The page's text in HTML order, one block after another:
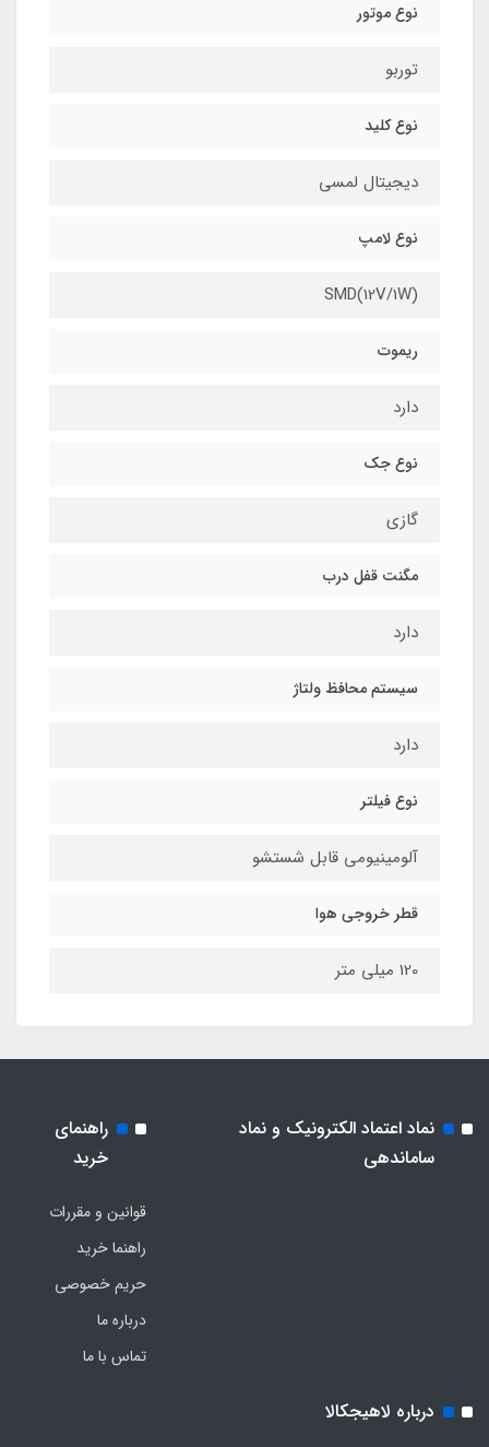
نوع موتور
توربو
نوع کلید
دیجیتال لمسی
نوع لامپ
SMD(12V/1W)
ریموت
دارد
نوع جک
گازی
مگنت قفل درب
دارد
سیستم محافظ ولتاژ
دارد
نوع فیلتر
آلومینیومی قابل شستشو
قطر خروجی هوا
120 میلی متر
نماد اعتماد الکترونیک و نماد
ساماندهی
راهنمای
خرید
قوانین و مقررات
راهنما خرید
حریم خصوصی
درباره ما
تماس با ما
درباره لاهیجکالا